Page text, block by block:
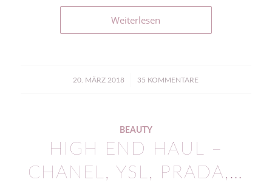
Weiterlesen
20. MÄRZ 2018
/ 35 KOMMENTARE
BEAUTY
HIGH END HAUL –
CHANEL, YSL, PRADA,…